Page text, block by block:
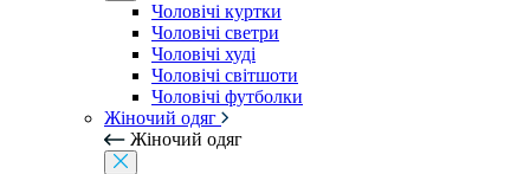
Чоловічі куртки
Чоловічі светри
Чоловічі худі
Чоловічі світшоти
Чоловічі футболки
Жіночий одяг
Жіночий одяг